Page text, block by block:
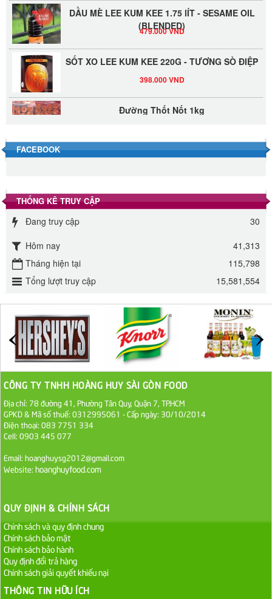
DẦU MÈ LEE KUM KEE 1.75 lÍT - SESAME OIL
(BLENDED)
479.000 VND
SỐT XO LEE KUM KEE 220G - TƯƠNG SÒ ĐIỆP
Đường Thốt Nốt 1kg
Đường phèn hạt Long An 500g
Đường phèn Long An bao 10kg
Đường mía thiên nhiên Biên Hòa gói 1kg
27.000 VND
Đường cát trắng An Khê bao 50kg
36.000 VND
Dầu Ăn Tường An Cooking Oil 25kg
FACEBOOK
THỐNG KÊ TRUY CẬP
Đang truy cập
30
Hôm nay
41,313
Tháng hiện tại
115,798
Tổng lượt truy cập
15,581,554
CÔNG TY TNHH HOÀNG HUY SÀI GÒN FOOD
Địa chỉ: 78 đường 41, Phường Tân Quy, Quận 7, TP.HCM
GPKD & Mã số thuế: 0312995061 - Cấp ngày: 30/10/2014
Điện thoại: 083 7751 334
Cell: 0903 445 077
Email: hoanghuysg2012@gmail.com
Website: hoanghuyfood.com
QUY ĐỊNH & CHÍNH SÁCH
Chính sách và quy định chung
Chính sách bảo mật
Chính sách bảo hành
Quy định đổi trả hàng
Chính sách giải quyết khiếu nại
THÔNG TIN HỮU ÍCH